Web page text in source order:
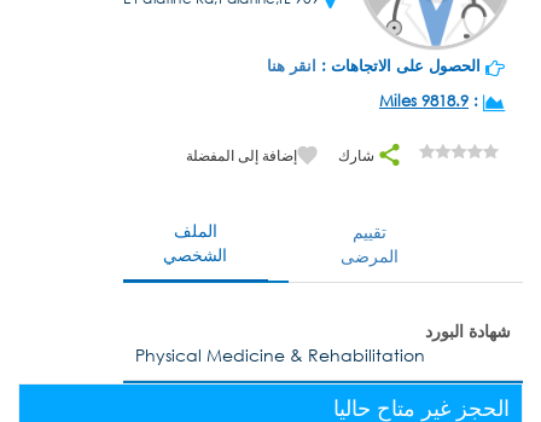
الحصول على الاتجاهات : انقر هنا
:
9818.9 Miles
شارك إضافة إلى المفضلة
الملف
الشخصي
تقييم
المرضى
شهادة البورد
Physical Medicine & Rehabilitation
الحجز غير متاح حاليا